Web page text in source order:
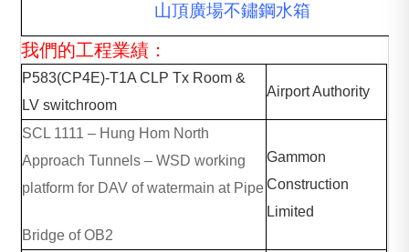
山頂廣場不鏽鋼水箱
我們的工程業績：
P583(CP4E)-T1A CLP Tx Room &
LV switchroom
Airport Authority
SCL 1111 – Hung Hom North
Approach Tunnels – WSD working
platform for DAV of watermain at Pipe
Bridge of OB2
Gammon
Construction
Limited